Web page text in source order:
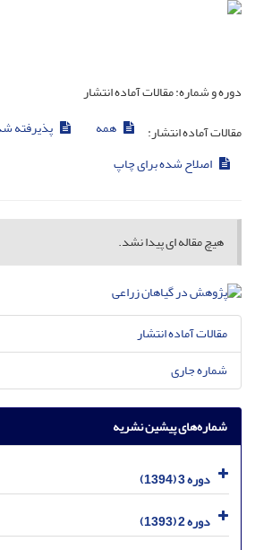
دوره و شماره:مقالات آماده انتشار
مقالات آماده انتشار:
همه
پذیرفته
اصلاح شده برای چاپ
هیچ مقاله ای پیدا نشد.
مقالات آماده انتشار
شماره جاری
شماره‌های پیشین نشریه
دوره 3 (1394)
دوره 2 (1393)